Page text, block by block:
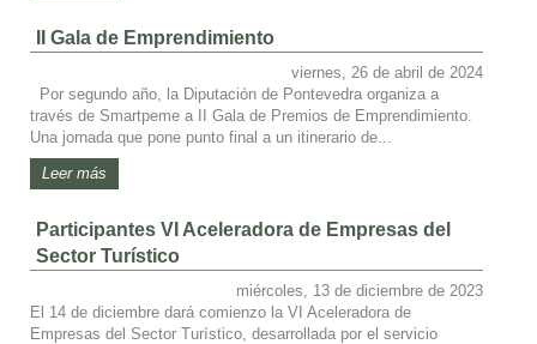
II Gala de Emprendimiento
viernes, 26 de abril de 2024
Por segundo año, la Diputación de Pontevedra organiza a
través de Smartpeme a II Gala de Premios de Emprendimiento.
Una jornada que pone punto final a un itinerario de...
Leer más
Participantes VI Aceleradora de Empresas del
Sector Turístico
miércoles, 13 de diciembre de 2023
El 14 de diciembre dará comienzo la VI Aceleradora de
Empresas del Sector Turístico, desarrollada por el servicio